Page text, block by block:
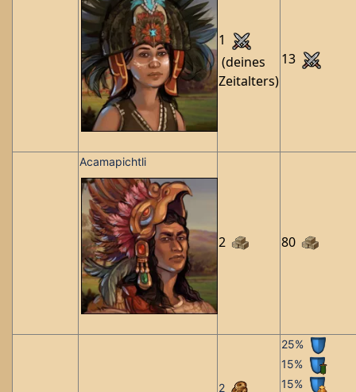
1
(deines
Zeitalters)
13
Acamapichtli
2 80
2
25%
15%
15%